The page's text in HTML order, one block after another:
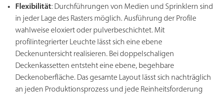
Flexibilität: Durchführungen von Medien und Sprinklern sind
in jeder Lage des Rasters möglich. Ausführung der Profile
wahlweise eloxiert oder pulverbeschichtet. Mit
profilintegrierter Leuchte lässt sich eine ebene
Deckenuntersicht realisieren. Bei doppelschaligen
Deckenkassetten entsteht eine ebene, begehbare
Deckenoberfläche. Das gesamte Layout lässt sich nachträglich
an jeden Produktionsprozess und jede Reinheitsforderung